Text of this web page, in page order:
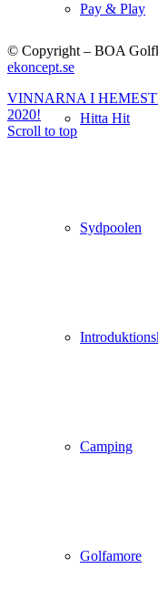
Pay & Play
Hitta Hit
Sydpoolen
Camping
Golfamore
© Copyright – BOA
ekoncept.se
VINNARNA I
2020!
Scroll to top